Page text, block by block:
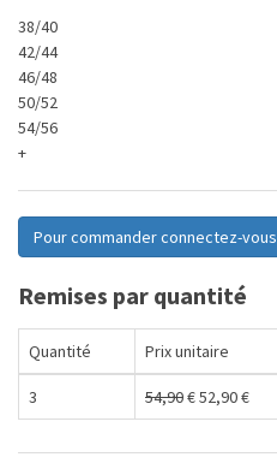
38/40
42/44
46/48
50/52
54/56
+
Pour commander connectez-vous
Remises par quantité
Quantité Prix unitaire
3 54,90€52,90€